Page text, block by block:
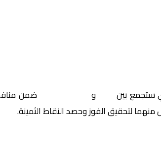
ستجمع بين و
ضمن
لتحقيق الفوز وحصد النقاط الثمينة.